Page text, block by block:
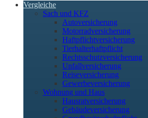
Vergleiche
Sach und KFZ
Autoversicherung
Motorradversicherung
Haftpflichtversicherung
Tierhalterhaftpflicht
Rechtsschutzversicherung
Unfallversicherung
Reiseversicherung
Gewerbeversicherung
Wohnung und Haus
Hausratversicherung
Gebäudeversicherung